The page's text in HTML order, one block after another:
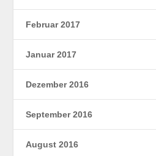
Februar 2017
Januar 2017
Dezember 2016
September 2016
August 2016